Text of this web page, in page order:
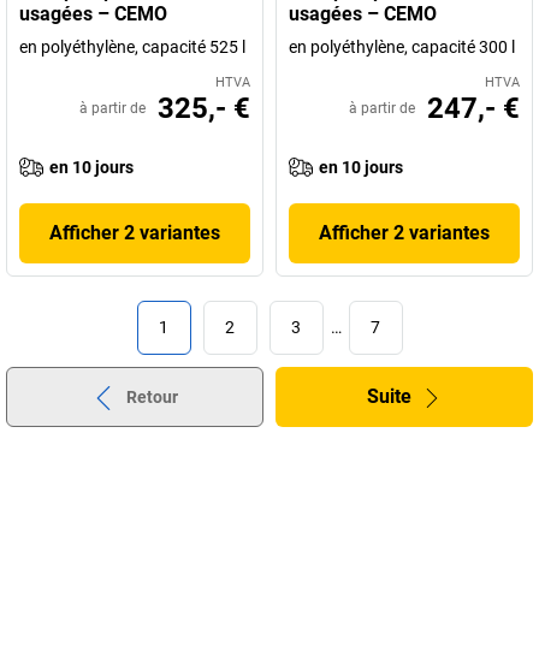
usagées – CEMO
en polyéthylène, capacité 525 l
HTVA
à partir de 325,- €
en 10 jours
Afficher 2 variantes
usagées – CEMO
en polyéthylène, capacité 300 l
HTVA
à partir de 247,- €
en 10 jours
Afficher 2 variantes
1 2 3 … 7
Retour Suite